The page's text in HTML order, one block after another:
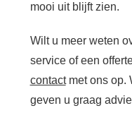
mooi uit blijft zien.
Wilt u meer weten
service of een
contactmet ons op.
geven u graag